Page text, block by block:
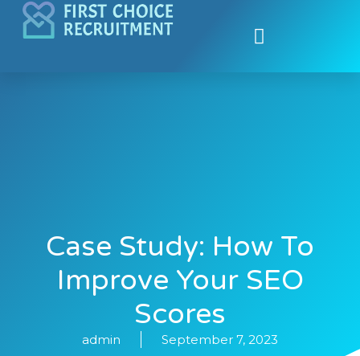
Case Study: How To
Improve Your SEO
Scores
admin September 7, 2023